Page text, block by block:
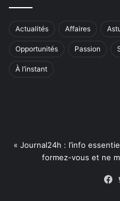
Actualités Affaires
Opportunités Passion
À l’instant
« Journal24h : l’info
formez-vous et ne